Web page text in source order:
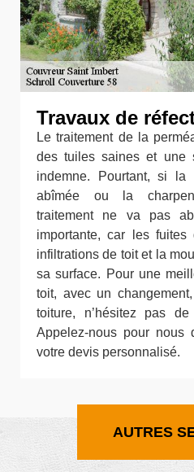
Travaux de
Le traitement de la
des tuiles saines et une
indemne. Pourtant, si
abîmée ou la
traitement ne va pas
importante, car les fuites
infiltrations de toit et la
sa surface. Pour une
toit, avec un
toiture, n’hésitez pas
Appelez-nous pour nous
votre devis personnalisé.
AUTRES